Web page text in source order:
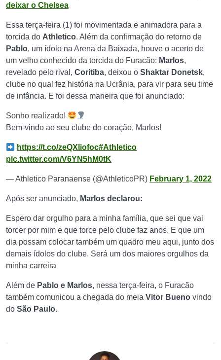
deixar o Chelsea
Essa terça-feira (1) foi movimentada e animadora para a
torcida do Athletico. Além da confirmação do retorno de
Pablo, um ídolo na Arena da Baixada, houve o acerto de
um velho conhecido da torcida do Furacão: Marlos,
revelado pelo rival, Coritiba, deixou o Shaktar Donetsk,
clube no qual fez história na Ucrânia, para vir para seu time
de infância. E foi dessa maneira que foi anunciado:
Sonho realizado!
Bem-vindo ao seu clube do coração, Marlos!
https://t.co/zeQXliofoc#Athletico
pic.twitter.com/V6YN5hM0tK
— Athletico Paranaense (@AthleticoPR) February 1, 2022
Após ser anunciado, Marlos declarou:
Espero dar orgulho para a minha família, que sei que vai
torcer por mim e que torce pelo clube faz anos. E que um
dia possam colocar também um quadro meu aqui, junto dos
demais ídolos do clube. Será um dos maiores orgulhos da
minha carreira
Além de Pablo e Marlos, nessa terça-feira, o Furacão
também comunicou a chegada do meia Vitor Bueno vindo
do São Paulo.